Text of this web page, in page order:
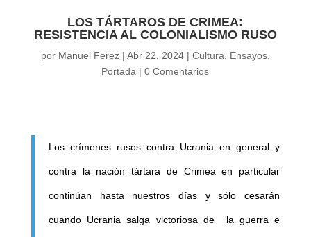
LOS TÁRTAROS DE CRIMEA:
RESISTENCIA AL COLONIALISMO RUSO
por Manuel Ferez| Abr 22, 2024| Cultura, Ensayos,
Portada |0 Comentarios
Los crímenes rusos contra Ucrania en general y
contra la nación tártara de Crimea en particular
continúan hasta nuestros días y sólo cesarán
cuando Ucrania salga victoriosa de la guerra e